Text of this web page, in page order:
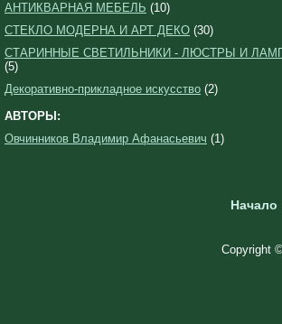
АНТИКВАРНАЯ МЕБЕЛЬ (10)
СТЕКЛО МОДЕРНА И АРТ ДЕКО (30)
СТАРИННЫЕ СВЕТИЛЬНИКИ - ЛЮСТРЫ И
(5)
Декоративно-прикладное искусство (2)
АВТОРЫ:
Овчинников Владимир Афанасьевич (1)
Начало
Copyright